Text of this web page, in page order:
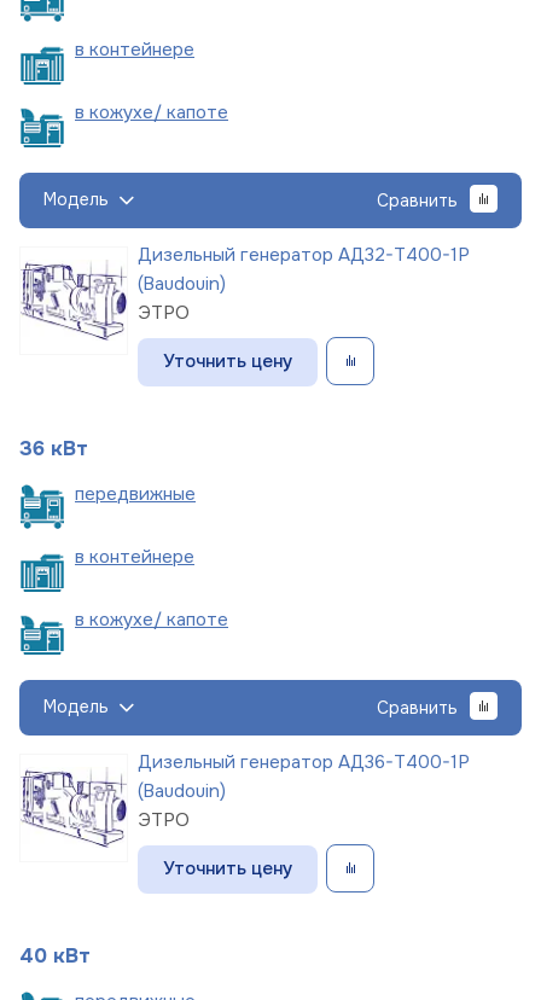
в контейнере
в кожухе/ капоте
Модель Сравнить
Дизельный генератор АД32-Т400-1Р
(Baudouin)
ЭТРО
Уточнить цену
36 кВт
передвижные
в контейнере
в кожухе/ капоте
Модель Сравнить
Дизельный генератор АД36-Т400-1Р
(Baudouin)
ЭТРО
Уточнить цену
40 кВт